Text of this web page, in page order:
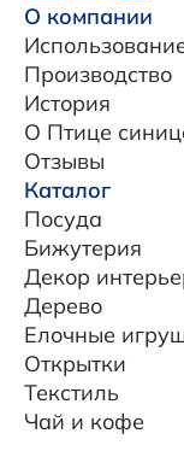
О компании
Производство
История
О Птице
Отзывы
Каталог
Посуда
Бижутерия
Декор
Дерево
Елочные
Открытки
Текстиль
Чай и кофе